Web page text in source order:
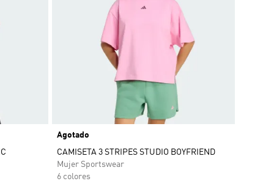
Agotado
CAMISETA 3 STRIPES STUDIO BOYFRIEND
Mujer Sportswear
6 colores